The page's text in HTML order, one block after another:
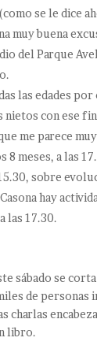
se le dice
muy buena
del Parque
las edades
nietos con ese
me parece
meses, a las
sobre
hay
a las 17.30.
sábado se
de
charlas
libro.